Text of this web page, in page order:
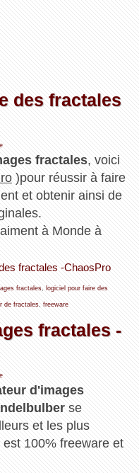
des fractales
fractales, voici
)pour réussir à faire
et obtenir ainsi de
à Monde à
fractales -ChaosPro
fractales, logiciel pour faire des
de fractales, freeware
fractales -
d'images
se
et les plus
100% freeware et